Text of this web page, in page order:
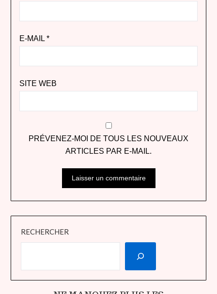
E-MAIL *
SITE WEB
PRÉVENEZ-MOI DE TOUS LES NOUVEAUX
ARTICLES PAR E-MAIL.
RECHERCHER